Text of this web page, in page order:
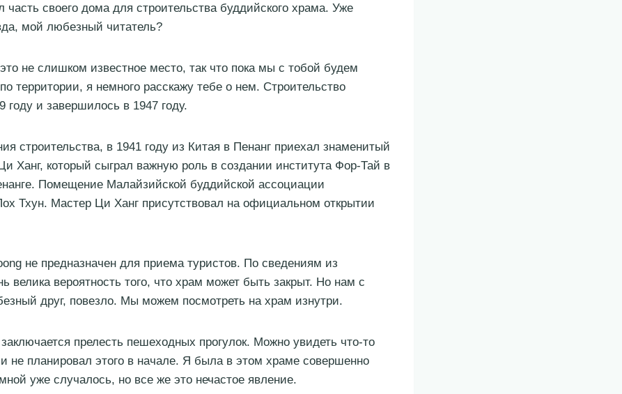
своего дома для строительства буддийского храма. Уже
мой любезный читатель?
не слишком известное место, так что пока мы с тобой будем
территории, я немного расскажу тебе о нем. Строительство
году и завершилось в 1947 году.
строительства, в 1941 году из Китая в Пенанг приехал знаменитый
Ханг, который сыграл важную роль в создании института Фор-Тай в
Помещение Малайзийской буддийской ассоциации
Тхун. Мастер Ци Ханг присутствовал на официальном открытии
не предназначен для приема туристов. По сведениям из
велика вероятность того, что храм может быть закрыт. Но нам с
друг, повезло. Мы можем посмотреть на храм изнутри.
прелесть пешеходных прогулок. Можно увидеть что-то
и не планировал этого в начале. Я была в этом храме совершенно
уже случалось, но все же это нечастое явление.